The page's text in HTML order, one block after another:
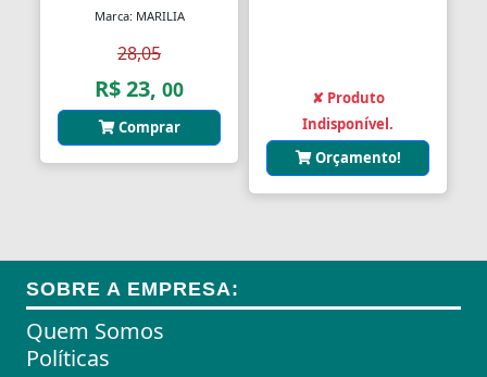
Almofadas Térmicas
Almofadas para Carimbos
Alças
Alças
Amplificadores
Andadores
Aneis para Microblading
Marca: MARILIA
28,05
R$ 23, 00
Comprar
✘ Produto
Indisponível.
Orçamento!
SOBRE A EMPRESA:
Quem Somos
Políticas